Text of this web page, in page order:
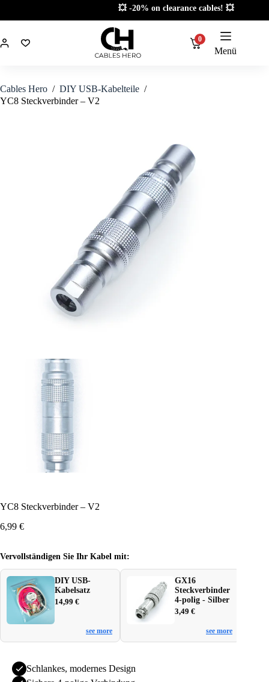
💥 -20% on clearance cables! 💥
0
Menü
Cables Hero / DIY USB-Kabelteile /
YC8 Steckverbinder – V2
YC8 Steckverbinder – V2
6,99 €
Vervollständigen Sie Ihr Kabel mit:
DIY USB-
Kabelsatz
14,99€
see more
GX16
Steckverbinder
4-polig - Silber
3,49€
see more
Schlankes, modernes Design